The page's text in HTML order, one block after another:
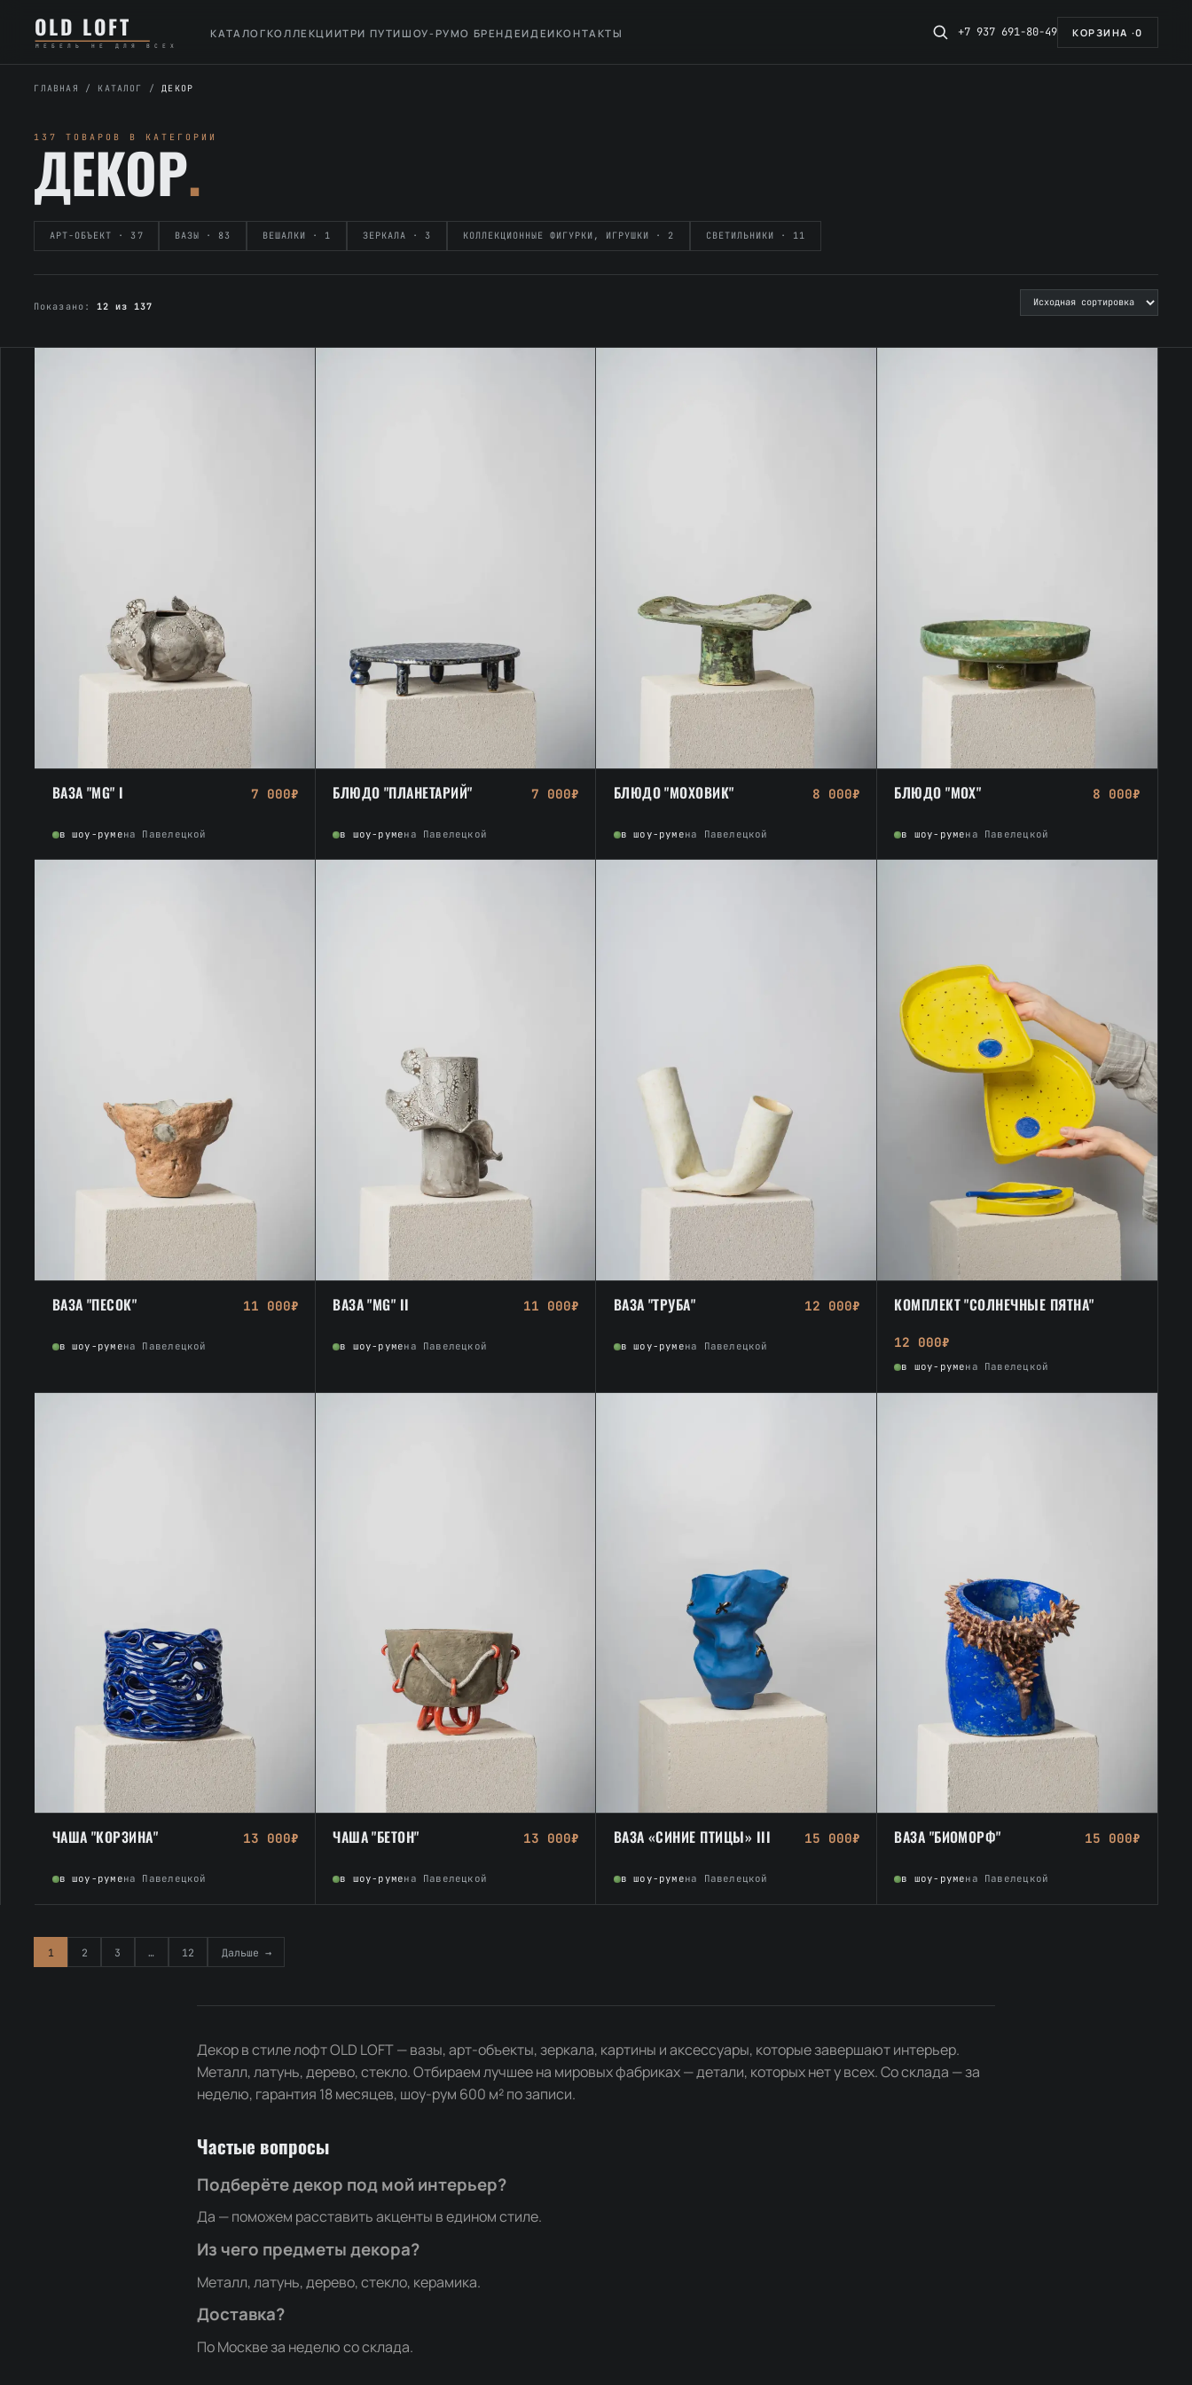
содержимому
содержимому
OLD LOFT
МЕБЕЛЬ НЕ ДЛЯ ВСЕХ
КАТАЛОГКОЛЛЕКЦИИТРИ ПУТИШОУ-РУМО БРЕНДЕИДЕИКОНТАКТЫ +7 937 691-80-49 КОРЗИНА ·0
ГЛАВНАЯ / КАТАЛОГ /ДЕКОР
137 ТОВАРОВ В КАТЕГОРИИ
ДЕКОР.
АРТ-ОБЪЕКТ · 37 ВАЗЫ · 83 ВЕШАЛКИ · 1 ЗЕРКАЛА · 3 КОЛЛЕКЦИОННЫЕ ФИГУРКИ, ИГРУШКИ · 2 СВЕТИЛЬНИКИ · 11
Показано: 12 из 137
ВАЗА "MG" I 7 000₽
в шоу-румена Павелецкой
БЛЮДО "ПЛАНЕТАРИЙ" 7 000₽
в шоу-румена Павелецкой
БЛЮДО "МОХОВИК" 8 000₽
в шоу-румена Павелецкой
БЛЮДО "МОХ" 8 000₽
в шоу-румена Павелецкой
ВАЗА "ПЕСОК" 11 000₽
в шоу-румена Павелецкой
ВАЗА "MG" II 11 000₽
в шоу-румена Павелецкой
ВАЗА "ТРУБА" 12 000₽
в шоу-румена Павелецкой
КОМПЛЕКТ "СОЛНЕЧНЫЕ ПЯТНА"
12 000₽
в шоу-румена Павелецкой
ЧАША "КОРЗИНА" 13 000₽
в шоу-румена Павелецкой
ЧАША "БЕТОН" 13 000₽
в шоу-румена Павелецкой
ВАЗА «СИНИЕ ПТИЦЫ» III 15 000₽
в шоу-румена Павелецкой
ВАЗА "БИОМОРФ" 15 000₽
в шоу-румена Павелецкой
1 2 3 … 12 Дальше →
Декор в стиле лофт OLD LOFT — вазы, арт-объекты, зеркала, картины и аксессуары, которые завершают интерьер.
Металл, латунь, дерево, стекло. Отбираем лучшее на мировых фабриках — детали, которых нет у всех. Со склада — за
неделю, гарантия 18 месяцев, шоу-рум 600 м² по записи.
Частые вопросы
Подберёте декор под мой интерьер?
Да — поможем расставить акценты в едином стиле.
Из чего предметы декора?
Металл, латунь, дерево, стекло, керамика.
Доставка?
По Москве за неделю со склада.